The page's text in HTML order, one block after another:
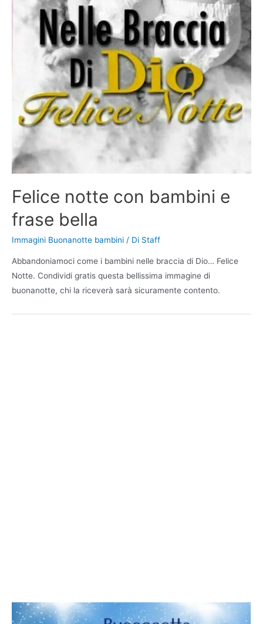
Felice notte con bambini e
frase bella
Immagini Buonanotte bambini / Di Staff
Abbandoniamoci come i bambini nelle braccia di Dio… Felice
Notte. Condividi gratis questa bellissima immagine di
buonanotte, chi la riceverà sarà sicuramente contento.